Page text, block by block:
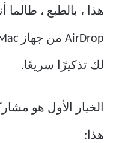
هذا ، بالطبع ،
لك تذكيرًا سريعًا.
هذا: